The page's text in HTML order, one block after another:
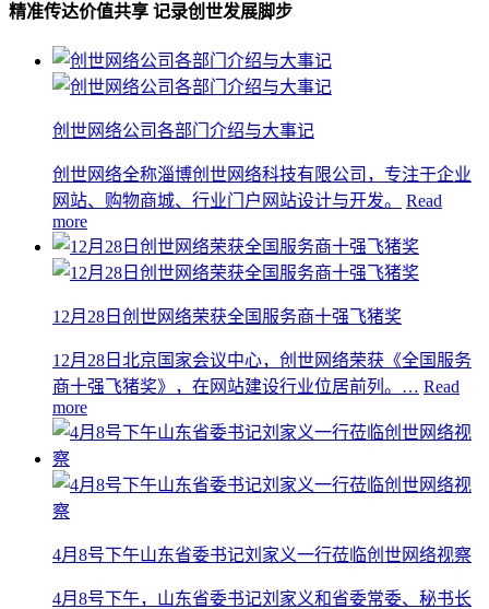
精准传达价值共享 记录创世发展脚步
创世网络公司各部门介绍与大事记
创世网络全称淄博创世网络科技有限公司，专注于企业
网站、购物商城、行业门户网站设计与开发。
Read
more
12月28日创世网络荣获全国服务商十强飞猪奖
12月28日北京国家会议中心，创世网络荣获《全国服务
商十强飞猪奖》，在网站建设行业位居前列。… Read
more
4月8号下午山东省委书记刘家义一行莅临创世网络视察
4月8号下午，山东省委书记刘家义和省委常委、秘书长